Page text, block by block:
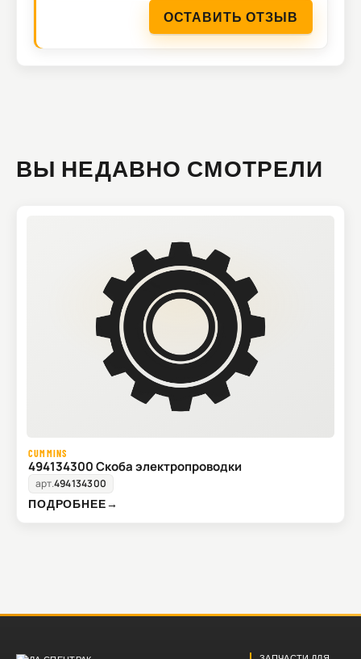
ОСТАВИТЬ ОТЗЫВ
ВЫ НЕДАВНО СМОТРЕЛИ
CUMMINS
494134300 Скоба электропроводки
арт.494134300
ПОДРОБНЕЕ→